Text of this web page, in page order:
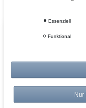
Vom Profi
Risikolos: 14
Essenziell
Funktional
Nur